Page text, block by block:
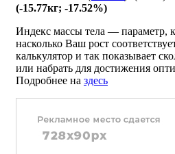
(-15.77кг; -17.52%)
Индекс массы тела — параметр,
насколько Ваш рост
калькулятор и так показывает
или набрать для достижения
Подробнее на здесь